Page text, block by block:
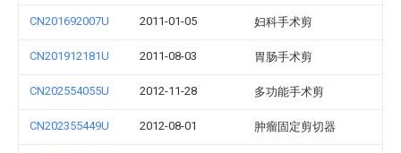
CN201692007U 2011-01-05 妇科手术剪
CN201912181U 2011-08-03 胃肠手术剪
CN202554055U 2012-11-28 多功能手术剪
CN202355449U 2012-08-01 肿瘤固定剪切器